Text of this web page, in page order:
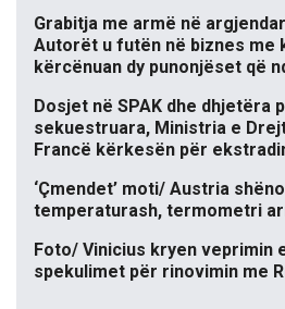
Grabitja me armë në
Autorët u futën në biznes me
kërcënuan dy punonjëset që
Dosjet në SPAK dhe dhjetëra
sekuestruara, Ministria e
Francë kërkesën për
‘Çmendet’ moti/ Austria
temperaturash, termometri
Foto/ Vinicius kryen veprimin
spekulimet për rinovimin me